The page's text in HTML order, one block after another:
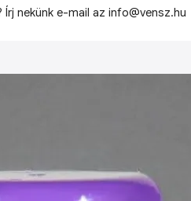
nekünk e-mail az info@vensz.hu